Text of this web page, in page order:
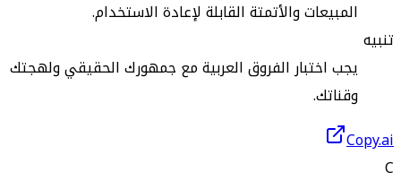
المبيعات والأتمتة القابلة لإعادة الاستخدام.
تنبيه
يجب اختبار الفروق العربية مع جمهورك الحقيقي ولهجتك
وقناتك.
Copy.ai
C